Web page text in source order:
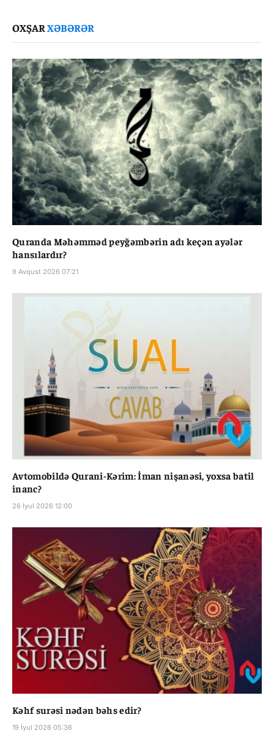
OXŞARXƏBƏRƏR
Quranda Məhəmməd peyğəmbərin adı keçən ayələr
hansılardır?
9 Avqust 2026 07:21
Avtomobildə Qurani-Kərim: İman nişanəsi, yoxsa batil
inanc?
26 İyul 2026 12:00
Kəhf surəsi nədən bəhs edir?
19 İyul 2026 05:36